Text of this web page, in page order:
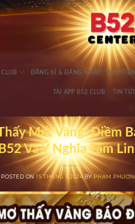
ĐĂNG KÍ & ĐĂNG NHẬP NẠP
TẢI APP B52 CLUB TIN
SỔ MƠ
Mất Vàng: Điềm
B52 Và Ý Nghĩa Tâm
POSTED ON15 THÁNG 3 2024BYPHẠM